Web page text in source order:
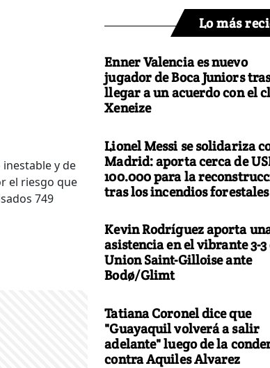
y de
el riesgo que
749
Lo más
Enner Valencia es nuevo
jugador de Boca Juniors
llegar a un acuerdo con el
Xeneize
Lionel Messi se solidariza
Madrid: aporta cerca de
100.000 para la
tras los incendios forestales
Kevin Rodríguez aporta
asistencia en el vibrante 3-
Union Saint-Gilloise ante
Bodø/Glimt
Tatiana Coronel dice que
"Guayaquil volverá a salir
adelante" luego de la
contra Aquiles Alvarez